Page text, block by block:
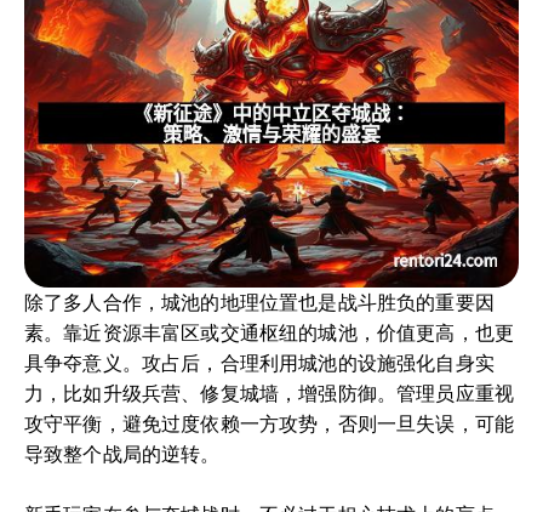
除了多人合作，城池的地理位置也是战斗胜负的重要因
素。靠近资源丰富区或交通枢纽的城池，价值更高，也更
具争夺意义。攻占后，合理利用城池的设施强化自身实
力，比如升级兵营、修复城墙，增强防御。管理员应重视
攻守平衡，避免过度依赖一方攻势，否则一旦失误，可能
导致整个战局的逆转。